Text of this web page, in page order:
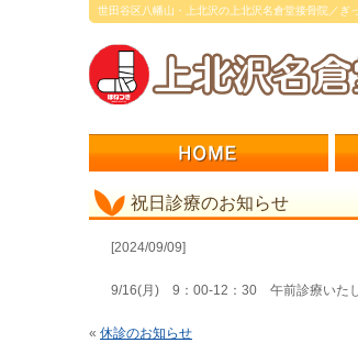
世田谷区八幡山・上北沢の上北沢名倉堂接骨院／ぎ
祝日診療のお知らせ
[2024/09/09]
9/16(月) 9：00-12：30 午前診療いたし
« 休診のお知らせ